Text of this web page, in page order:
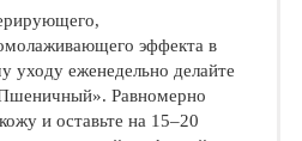
эффекта в
уходу еженедельно делайте
Равномерно
и оставьте на 15–20